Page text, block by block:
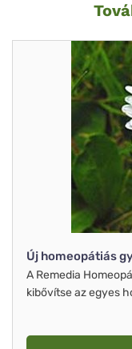
Új homeopátiás
A Remedia
kibővítse az egyes